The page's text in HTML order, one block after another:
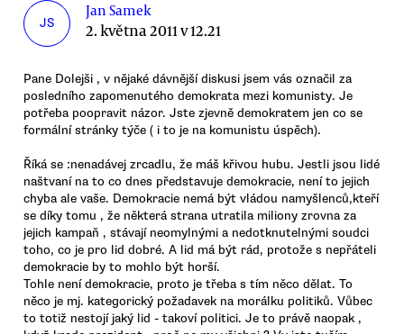
JS
Jan Samek
2. května 2011 v 12.21
Pane Dolejši , v nějaké dávnější diskusi jsem vás označil za
posledního zapomenutého demokrata mezi komunisty. Je
potřeba poopravit názor. Jste zjevně demokratem jen co se
formální stránky týče ( i to je na komunistu úspěch).
Říká se :nenadávej zrcadlu, že máš křivou hubu. Jestli jsou lidé
naštvaní na to co dnes představuje demokracie, není to jejich
chyba ale vaše. Demokracie nemá být vládou namyšlenců,kteří
se díky tomu , že některá strana utratila miliony zrovna za
jejich kampaň , stávají neomylnými a nedotknutelnými soudci
toho, co je pro lid dobré. A lid má být rád, protože s nepřáteli
demokracie by to mohlo být horší.
Tohle není demokracie, proto je třeba s tím něco dělat. To
něco je mj. kategorický požadavek na morálku politiků. Vůbec
to totiž nestojí jaký lid - takoví politici. Je to právě naopak ,